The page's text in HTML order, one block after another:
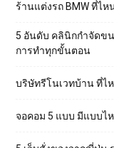
ร้านแต่งรถ BMW ที่ไ
5 อันดับ คลินิกกำจัดข
การทำทุกขั้นตอน
บริษัทรีโนเวทบ้าน ที่ไ
จอคอม 5 แบบ มีแบบไ